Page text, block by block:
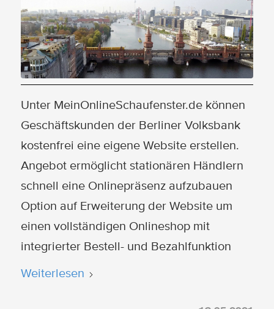
Unter MeinOnlineSchaufenster.de können
Geschäftskunden der Berliner Volksbank
kostenfrei eine eigene Website erstellen.
Angebot ermöglicht stationären Händlern
schnell eine Onlinepräsenz aufzubauen
Option auf Erweiterung der Website um
einen vollständigen Onlineshop mit
integrierter Bestell- und Bezahlfunktion
Weiterlesen